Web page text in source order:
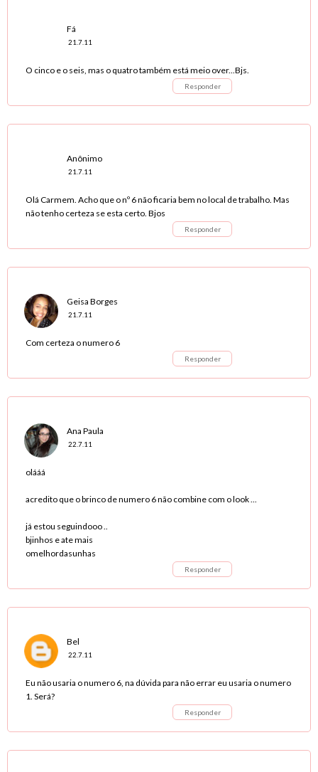
Fá
21.7.11
O cinco e o seis, mas o quatro também está meio over...Bjs.
Responder
Anônimo
21.7.11
Olá Carmem. Acho que o nº 6 não ficaria bem no local de trabalho. Mas
não tenho certeza se esta certo. Bjos
Responder
Geisa Borges
21.7.11
Com certeza o numero 6
Responder
Ana Paula
22.7.11
olááá
acredito que o brinco de numero 6 não combine com o look ...
já estou seguindooo ..
bjinhos e ate mais
omelhordasunhas
Responder
Bel
22.7.11
Eu não usaria o numero 6, na dúvida para não errar eu usaria o numero
1. Será?
Responder